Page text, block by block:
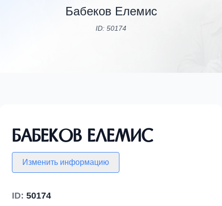
Бабеков Елемис
ID: 50174
Бабеков Елемис
Изменить информацию
ID: 50174